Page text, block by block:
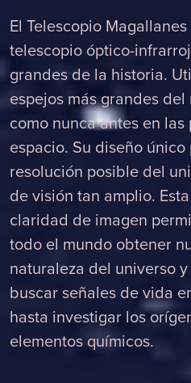
El Telescopio
telescopio óptico-
grandes de la historia.
espejos más grandes
como nunca antes en
espacio. Su diseño
resolución posible del
de visión tan amplio.
claridad de imagen
todo el mundo obtener
naturaleza del universo
buscar señales de vida
hasta investigar los
elementos químicos.